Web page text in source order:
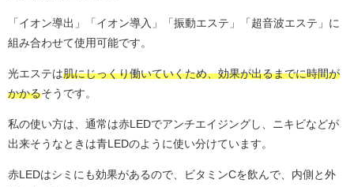
「イオン導出」「イオン導入」「振動エステ」「超音波エステ」に
組み合わせて使用可能です。
光エステは肌にじっくり働いていくため、効果が出るまでに時間が
かかるそうです。
私の使い方は、通常は赤LEDでアンチエイジングし、ニキビなどが
出来そうなときは青LEDのように使い分けています。
赤LEDはシミにも効果があるので、ビタミンCを飲んで、内側と外